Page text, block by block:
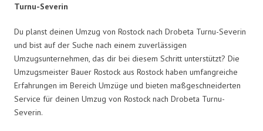
Turnu-Severin
Du planst deinen Umzug von Rostock nach Drobeta Turnu-Severin
und bist auf der Suche nach einem zuverlässigen
Umzugsunternehmen, das dir bei diesem Schritt unterstützt? Die
Umzugsmeister Bauer Rostock aus Rostock haben umfangreiche
Erfahrungen im Bereich Umzüge und bieten maßgeschneiderten
Service für deinen Umzug von Rostock nach Drobeta Turnu-
Severin.